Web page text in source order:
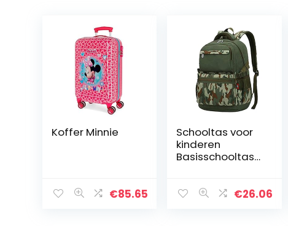
Koffer Minnie
€85.65
Schooltas voor
kinderen
Basisschooltas
kinderen
€26.06